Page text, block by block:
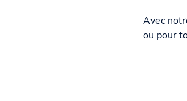
Avec
ou pour